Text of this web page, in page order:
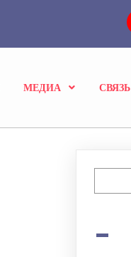
МЕДИА СВЯЗЬ
Поиск
-